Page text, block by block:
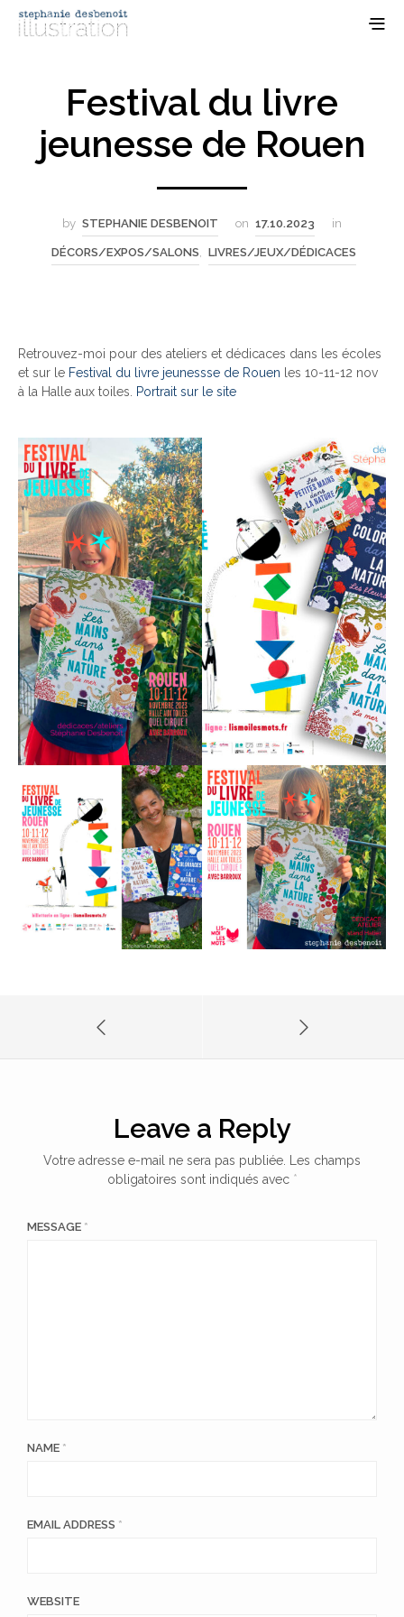
Festival du livre
jeunesse de Rouen
by STEPHANIE DESBENOIT on 17.10.2023 in
DÉCORS/EXPOS/SALONS, LIVRES/JEUX/DÉDICACES
Retrouvez-moi pour des ateliers et dédicaces dans les écoles
et sur le Festival du livre jeunessse de Rouen les 10-11-12 nov
à la Halle aux toiles. Portrait sur le site
Leave a Reply
Votre adresse e-mail ne sera pas publiée.
Les champs
obligatoires sont indiqués avec *
MESSAGE *
NAME *
EMAIL ADDRESS *
WEBSITE